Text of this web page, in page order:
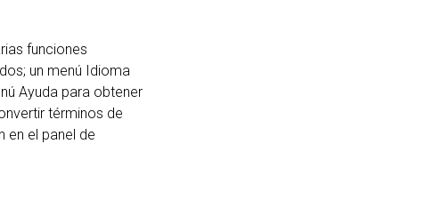
funciones
un menú Idioma
Ayuda para obtener
términos de
en el panel de